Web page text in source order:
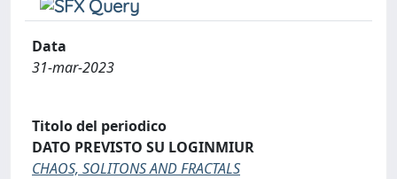
Data
31-mar-2023
Titolo del periodico
DATO PREVISTO SU LOGINMIUR
CHAOS, SOLITONS AND FRACTALS